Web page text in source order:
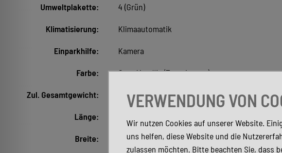
Umweltplakette: 4 (Grün)
Klimatisierung: Klimaautomatik
Einparkhilfe: Kamera
Farbe: Grau Metallic (Tenoritgrau )
Zul. Gesamtgewicht: 4.100 kg
Länge:
Breite: 2.220 mm
VERWENDUNG VON
Wir nutzen Cookies auf unserer Website.
uns helfen, diese Website und die
zulassen möchten. Bitte beachten Sie, dass